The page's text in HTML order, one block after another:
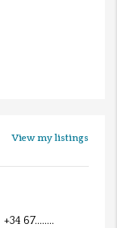
View my listings
+34 67........